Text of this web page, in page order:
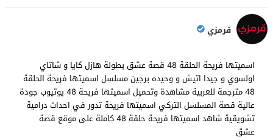
قرمزي
اسميتها فريحة الحلقة 48 قصة عشق بطولة هازل كايا و شاتاي
اولسوي و جيدا اتيش و وحيده برجين مسلسل اسميتها فريحة الحلقة
48 مترجمة للعربية مشاهدة وتحميل اسميتها فريحة 48 يوتيوب جودة
عالية قصة المسلسل التركي اسميتها فريحة تدور في احداث درامية
تشويقية شاهد اسميتها فريحة حلقة 48 كاملة على موقع قصة
عشق